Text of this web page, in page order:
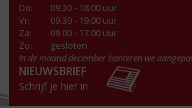
Do:
09.30 - 18.00 uur
Vr:
09.30 - 19.00 uur
Za:
09.00 - 17.00 uur
Zo:
gesloten
In de maand december hanteren we
NIEUWSBRIEF
Schrijf je hier in